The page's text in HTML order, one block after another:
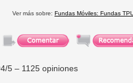
Ver más sobre: Fundas Móviles: Fundas
/5 – 1125 opiniones